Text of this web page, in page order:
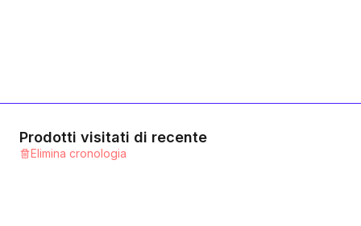
12.9 Stahl blank
Prodotti visitati di recente
Elimina cronologia